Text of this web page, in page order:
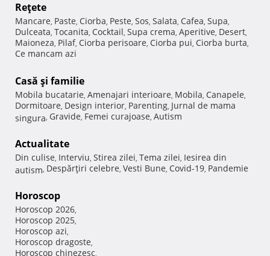
Reţete
Mancare, Paste, Ciorba, Peste, Sos, Salata, Cafea, Supa,
Dulceata, Tocanita, Cocktail, Supa crema, Aperitive, Desert,
Maioneza, Pilaf, Ciorba perisoare, Ciorba pui, Ciorba burta,
Ce mancam azi
Casă şi familie
Mobila bucatarie, Amenajari interioare, Mobila, Canapele,
Dormitoare, Design interior, Parenting, Jurnal de mama
singura, Gravide, Femei curajoase, Autism
Actualitate
Din culise, Interviu, Stirea zilei, Tema zilei, Iesirea din
autism, Despărţiri celebre, Vesti Bune, Covid-19, Pandemie
Horoscop
Horoscop 2026,
Horoscop 2025,
Horoscop azi,
Horoscop dragoste,
Horoscop chinezesc,